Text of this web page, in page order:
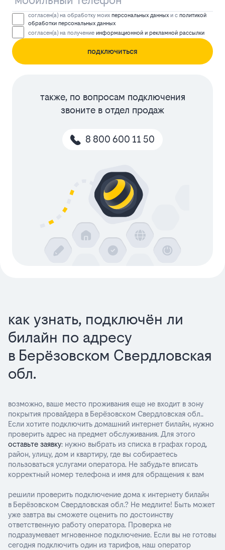
согласен(а) на обработку моих персональных данных и с политикой
обработки персональных данных
согласен(а) на получение информационной и рекламной рассылки
подключиться
также, по вопросам подключения
звоните в отдел продаж
8 800 600 11 50
как узнать, подключён ли
билайн по адресу
в Берёзовском Свердловская
обл.
возможно, ваше место проживания еще не входит в зону
покрытия провайдера в Берёзовском Свердловская обл..
Если хотите подключить домашний интернет билайн, нужно
проверить адрес на предмет обслуживания. Для этого
оставьте заявку: нужно выбрать из списка в графах город,
район, улицу, дом и квартиру, где вы собираетесь
пользоваться услугами оператора. Не забудьте вписать
корректный номер телефона и имя для обращения к вам
решили проверить подключение дома к интернету билайн
в Берёзовском Свердловская обл.? Не медлите! Быть может
уже завтра вы сможете оценить по достоинству
ответственную работу оператора. Проверка не
подразумевает мгновенное подключение. Если вы не готовы
сегодня подключить один из тарифов, наш оператор